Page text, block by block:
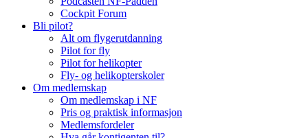
Cockpit Forum
Bli pilot?
Alt om flygerutdanning
Pilot for fly
Pilot for helikopter
Fly- og helikopterskoler
Om medlemskap
Om medlemskap i NF
Pris og praktisk informasjon
Medlemsfordeler